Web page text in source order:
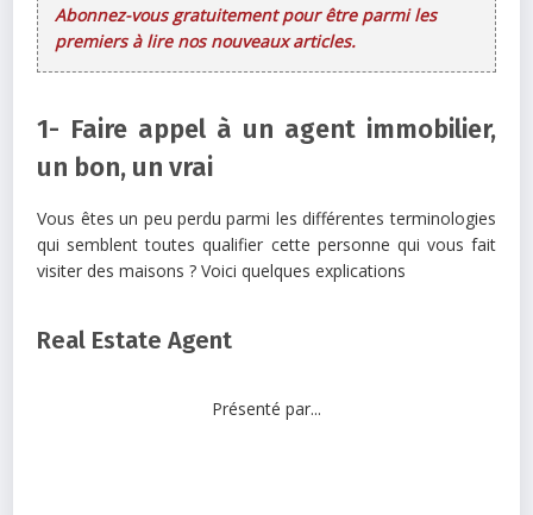
Abonnez-vous gratuitement pour être parmi les
premiers à lire nos nouveaux articles.
1- Faire appel à un agent immobilier,
un bon, un vrai
Vous êtes un peu perdu parmi les différentes terminologies
qui semblent toutes qualifier cette personne qui vous fait
visiter des maisons ? Voici quelques explications
Real Estate Agent
Présenté par...